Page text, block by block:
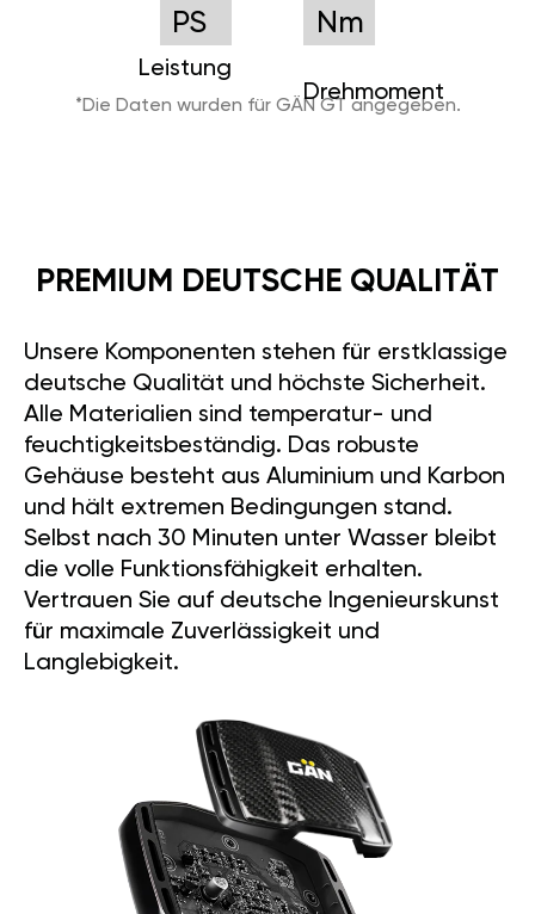
PS
Leistung
Nm
Drehmoment
*Die Daten wurden für GÄN GT angegeben.
PREMIUM DEUTSCHE QUALITÄT
Unsere Komponenten stehen für erstklassige
deutsche Qualität und höchste Sicherheit.
Alle Materialien sind temperatur- und
feuchtigkeitsbeständig. Das robuste
Gehäuse besteht aus Aluminium und Karbon
und hält extremen Bedingungen stand.
Selbst nach 30 Minuten unter Wasser bleibt
die volle Funktionsfähigkeit erhalten.
Vertrauen Sie auf deutsche Ingenieurskunst
für maximale Zuverlässigkeit und
Langlebigkeit.